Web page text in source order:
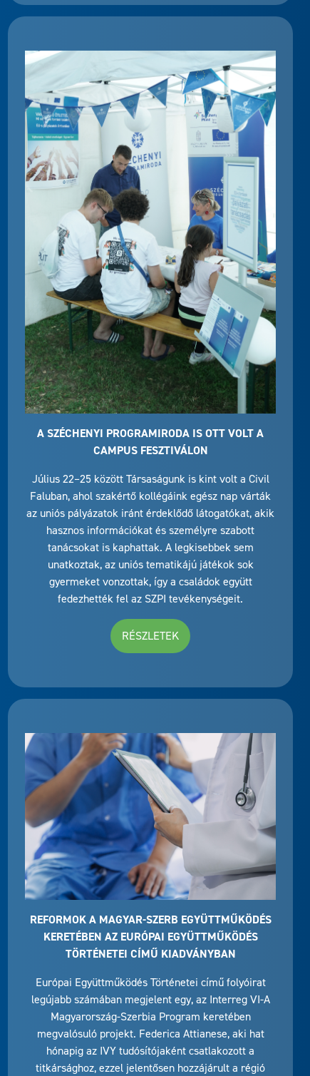
A SZÉCHENYI PROGRAMIRODA IS OTT VOLT A
CAMPUS FESZTIVÁLON
Július 22–25 között Társaságunk is kint volt a Civil
Faluban, ahol szakértő kollégáink egész nap várták
az uniós pályázatok iránt érdeklődő látogatókat, akik
hasznos információkat és személyre szabott
tanácsokat is kaphattak. A legkisebbek sem
unatkoztak, az uniós tematikájú játékok sok
gyermeket vonzottak, így a családok együtt
fedezhették fel az SZPI tevékenységeit.
RÉSZLETEK
REFORMOK A MAGYAR-SZERB EGYÜTTMŰKÖDÉS
KERETÉBEN AZ EURÓPAI EGYÜTTMŰKÖDÉS
TÖRTÉNETEI CÍMŰ KIADVÁNYBAN
Európai Együttműködés Történetei című folyóirat
legújabb számában megjelent egy, az Interreg VI-A
Magyarország-Szerbia Program keretében
megvalósuló projekt. Federica Attianese, aki hat
hónapig az IVY tudósítójaként csatlakozott a
titkársághoz, ezzel jelentősen hozzájárult a régió